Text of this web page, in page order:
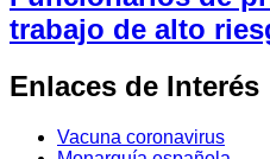
trabajo de alto
Enlaces de Interés
Vacuna coronavirus